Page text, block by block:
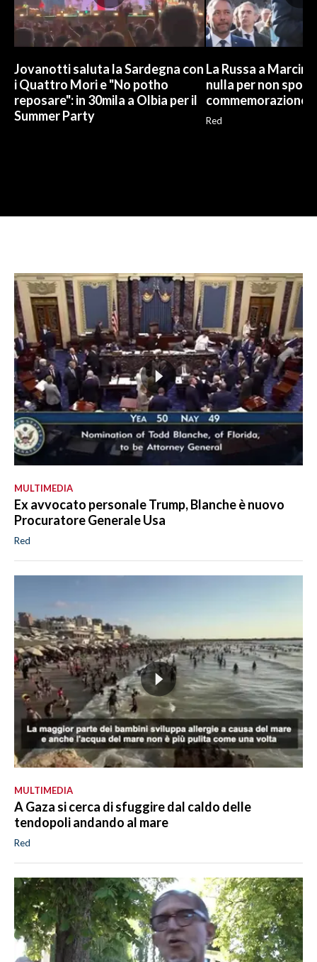
Jovanotti saluta la Sardegna con
i Quattro Mori e "No potho
reposare": in 30mila a Olbia per il
Summer Party
La Russa a
nulla per non
commemorazione
Red
MULTIMEDIA
Ex avvocato personale Trump, Blanche è nuovo
Procuratore Generale Usa
Red
MULTIMEDIA
A Gaza si cerca di sfuggire dal caldo delle
tendopoli andando al mare
Red